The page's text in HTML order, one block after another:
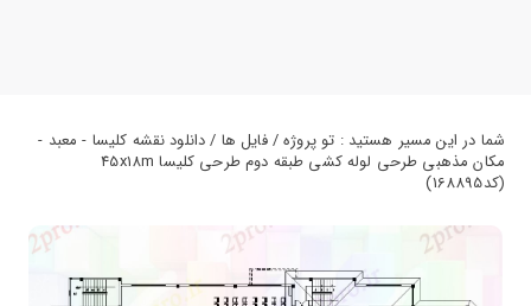
شما در این مسیر هستید : تو پروژه / فایل ها / دانلود نقشه کلیسا - معبد -
مکان مذهبی طرحی لوله کشی طبقه دوم طرحی کلیسا 45x18m
(کد168895)